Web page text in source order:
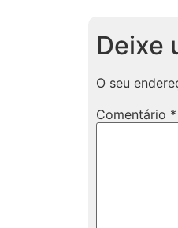
Deixe
O seu
Comentário *